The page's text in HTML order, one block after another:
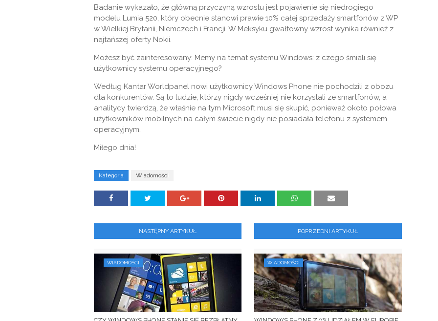
Badanie wykazało, że główną przyczyną wzrostu jest pojawienie się niedrogiego
modelu Lumia 520, który obecnie stanowi prawie 10% całej sprzedaży smartfonów z WP
w Wielkiej Brytanii, Niemczech i Francji. W Meksyku gwałtowny wzrost wynika również z
najtańszej oferty Nokii.
Możesz być zainteresowany: Memy na temat systemu Windows: z czego śmiali się
użytkownicy systemu operacyjnego?
Według Kantar Worldpanel nowi użytkownicy Windows Phone nie pochodzili z obozu
dla konkurentów. Są to ludzie, którzy nigdy wcześniej nie korzystali ze smartfonów, a
analitycy twierdzą, że właśnie na tym Microsoft musi się skupić, ponieważ około połowa
użytkowników mobilnych na całym świecie nigdy nie posiadała telefonu z systemem
operacyjnym.
Miłego dnia!
Kategoria Wiadomości
NASTĘPNY ARTYKUŁ
WIADOMOŚCI
POPRZEDNI ARTYKUŁ
WIADOMOŚCI